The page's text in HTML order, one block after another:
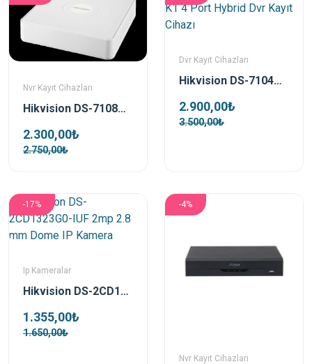
Nvr Kayıt Cihazları
Hikvision DS-7108NI-Q1 8 Kanal H.265+ Nvr Kayıt Cihazı
2.300,00₺
2.750,00₺
Dvr Kayıt Cihazları
Hikvision DS-7104HQHI-K1 4 Port Hybrid Dvr Kayıt Cihazı
2.900,00₺
3.500,00₺
-17%
Ip Kameralar
Hikvision DS-2CD1323G0-IUF 2mp 2.8 mm Dome IP Kamera
1.355,00₺
1.650,00₺
-4%
Nvr Kayıt Cihazları